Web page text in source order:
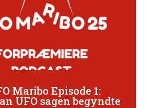
Maribo Episode 1:
UFO sagen begyndte